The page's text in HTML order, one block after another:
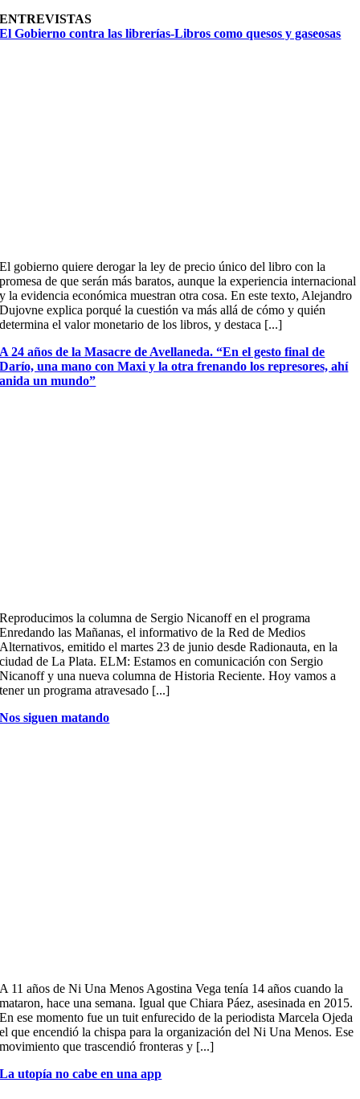
ENTREVISTAS
El Gobierno contra las librerías-Libros como quesos y gaseosas
El gobierno quiere derogar la ley de precio único del libro con la
promesa de que serán más baratos, aunque la experiencia internacional
y la evidencia económica muestran otra cosa. En este texto, Alejandro
Dujovne explica porqué la cuestión va más allá de cómo y quién
determina el valor monetario de los libros, y destaca [...]
A 24 años de la Masacre de Avellaneda. “En el gesto final de
Darío, una mano con Maxi y la otra frenando los represores, ahí
anida un mundo”
Reproducimos la columna de Sergio Nicanoff en el programa
Enredando las Mañanas, el informativo de la Red de Medios
Alternativos, emitido el martes 23 de junio desde Radionauta, en la
ciudad de La Plata. ELM: Estamos en comunicación con Sergio
Nicanoff y una nueva columna de Historia Reciente. Hoy vamos a
tener un programa atravesado [...]
Nos siguen matando
A 11 años de Ni Una Menos Agostina Vega tenía 14 años cuando la
mataron, hace una semana. Igual que Chiara Páez, asesinada en 2015.
En ese momento fue un tuit enfurecido de la periodista Marcela Ojeda
el que encendió la chispa para la organización del Ni Una Menos. Ese
movimiento que trascendió fronteras y [...]
La utopía no cabe en una app